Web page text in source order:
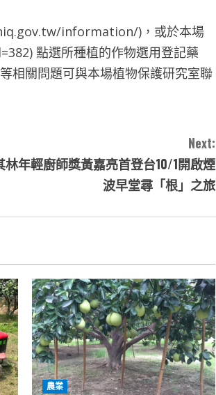
information/)，或於本場
點選所種植的作物選用登記藥
相關問題可與本場植物保護研究室聯
Next:
林年輕廚師獎黃嘉亮首登台10/1開啟煙
波早堂尋「根」之旅
農業